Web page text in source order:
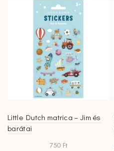
Little Dutch matrica – Jim és
barátai
750 Ft